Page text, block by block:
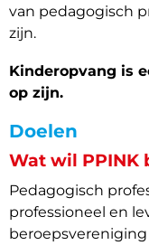
van pedagogisch
zijn.
Kinderopvang is
op zijn.
Doelen
Wat wil PPINK
Pedagogisch
professioneel en